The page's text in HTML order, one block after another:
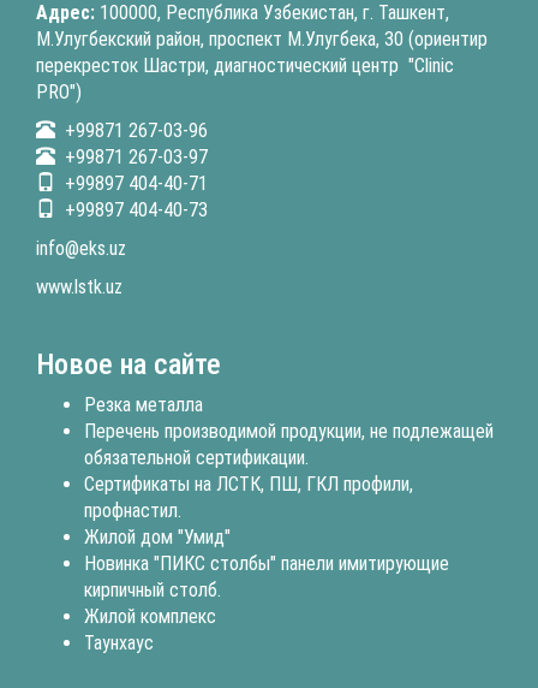
Адрес: 100000, Республика Узбекистан, г. Ташкент,
М.Улугбекский район, проспект М.Улугбека, 30 (ориентир
перекресток Шастри, диагностический центр "Clinic
PRO")
+99871 267-03-96
+99871 267-03-97
+99897 404-40-71
+99897 404-40-73
info@eks.uz
www.lstk.uz
Новое на сайте
Резка металла
Перечень производимой продукции, не подлежащей
обязательной сертификации.
Сертификаты на ЛСТК, ПШ, ГКЛ профили,
профнастил.
Жилой дом "Умид"
Новинка "ПИКС столбы" панели имитирующие
кирпичный столб.
Жилой комплекс
Таунхаус